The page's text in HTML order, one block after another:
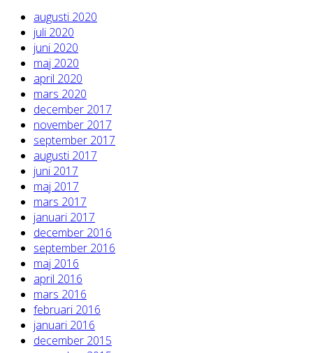
augusti 2020
juli 2020
juni 2020
maj 2020
april 2020
mars 2020
december 2017
november 2017
september 2017
augusti 2017
juni 2017
maj 2017
mars 2017
januari 2017
december 2016
september 2016
maj 2016
april 2016
mars 2016
februari 2016
januari 2016
december 2015